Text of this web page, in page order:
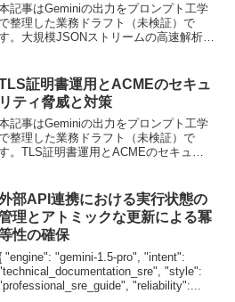
記事はGeminiの出力をプロンプト工学
整理した業務ドラフト（未検証）で
。大規模JSONストリームの高速解析：
ファイルをメモリ消費を抑えつつ高
速...
証明書運用とACMEのセキュ
リティ脅威と対策
記事はGeminiの出力をプロンプト工学
整理した業務ドラフト（未検証）で
。TLS証明書運用とACMEのセキュリ
あるACME (Au...
部API連携における実行状態の
理とアトミックな更新による冪
性の確保
"engine": "gemini-1.5-pro", "intent":
"style":
"reliability":...